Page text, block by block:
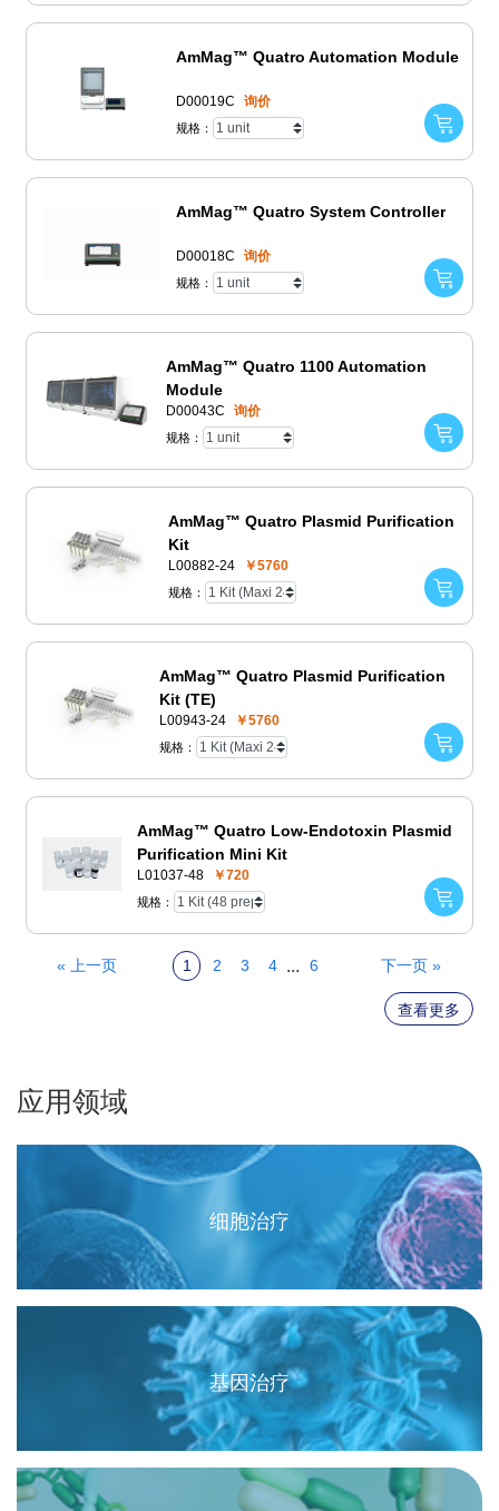
AmMag™ Quatro Automation Module
D00019C 询价
规格：
AmMag™ Quatro System Controller
D00018C 询价
规格：
AmMag™ Quatro 1100 Automation
Module
D00043C 询价
规格：
AmMag™ Quatro Plasmid Purification
Kit
L00882-24 ￥5760
规格：
AmMag™ Quatro Plasmid Purification
Kit (TE)
L00943-24 ￥5760
规格：
AmMag™ Quatro Low-Endotoxin Plasmid
Purification Mini Kit
L01037-48 ￥720
规格：
« 上一页 1 2 3 4 ... 6 下一页 »
查看更多
应用领域
细胞治疗
基因治疗